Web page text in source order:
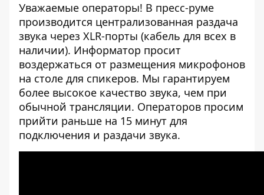
Уважаемые операторы! В пресс-руме
производится централизованная раздача
звука через XLR-порты (кабель для всех в
наличии). Информатор просит
воздержаться от размещения микрофонов
на столе для спикеров. Мы гарантируем
более высокое качество звука, чем при
обычной трансляции. Операторов просим
прийти раньше на 15 минут для
подключения и раздачи звука.